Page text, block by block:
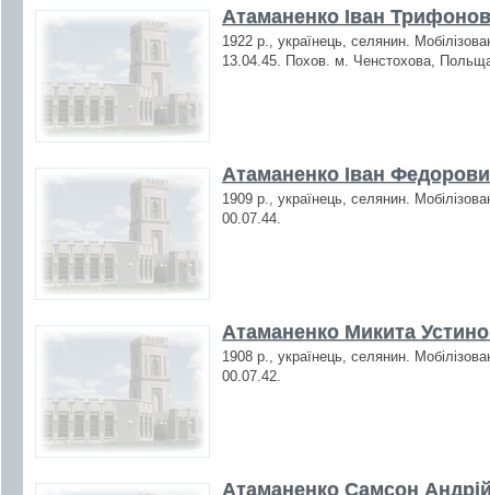
Атаманенко Іван
1922 р., українець, селянин.
13.04.45. Похов. м. Ченстохова,
Атаманенко Іван
1909 р., українець, селянин.
00.07.44.
Атаманенко Микита
1908 р., українець, селянин.
00.07.42.
Атаманенко Самсон